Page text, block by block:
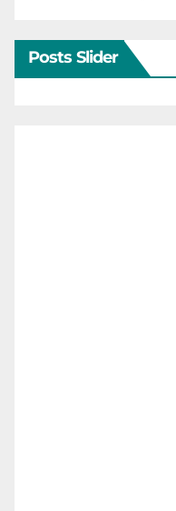
Posts Slider